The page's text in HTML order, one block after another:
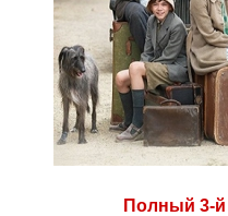
Полный 3-й